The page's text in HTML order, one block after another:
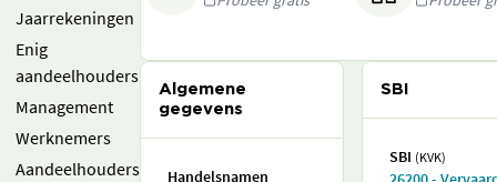
Jaarrekeningen
Enig
aandeelhouders
Management
Werknemers
Aandeelhouders
Algemene
gegevens
Handelsnamen
SBI
SBI (KVK)